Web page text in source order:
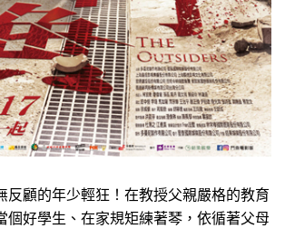
反顧的年少輕狂！在教授父親嚴格的教育
個好學生、在家規矩練著琴，依循著父母